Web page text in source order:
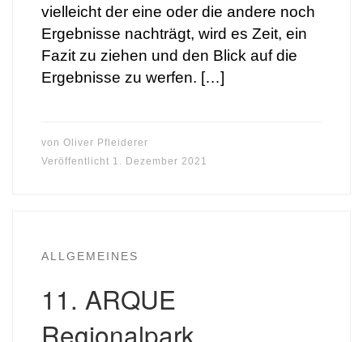
vielleicht der eine oder die andere noch
Ergebnisse nachträgt, wird es Zeit, ein
Fazit zu ziehen und den Blick auf die
Ergebnisse zu werfen. […]
von Oliver Pfleiderer
Veröffentlicht 1. Dezember 2021
ALLGEMEINES
11. ARQUE
Regionalpark